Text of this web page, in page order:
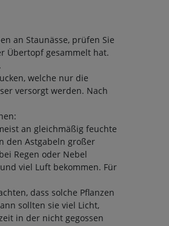
an Staunässe, prüfen Sie
Übertopf gesammelt hat.
welche nur die
versorgt werden. Nach
an gleichmäßig feuchte
den Astgabeln großer
Regen oder Nebel
viel Luft bekommen. Für
dass solche Pflanzen
sollten sie viel Licht,
in der nicht gegossen